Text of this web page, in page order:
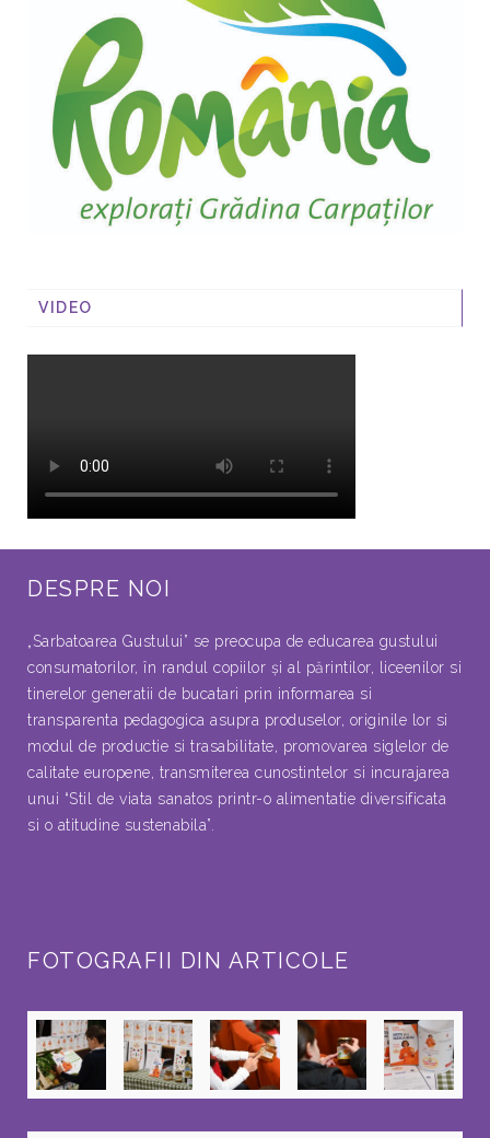
VIDEO
DESPRE NOI
„Sarbatoarea Gustului” se preocupa de educarea gustului
consumatorilor, în randul copiilor şi al părintilor, liceenilor si
tinerelor generatii de bucatari prin informarea si
transparenta pedagogica asupra produselor, originile lor si
modul de productie si trasabilitate, promovarea siglelor de
calitate europene, transmiterea cunostintelor si incurajarea
unui “Stil de viata sanatos printr-o alimentatie diversificata
si o atitudine sustenabila”.
FOTOGRAFII DIN ARTICOLE